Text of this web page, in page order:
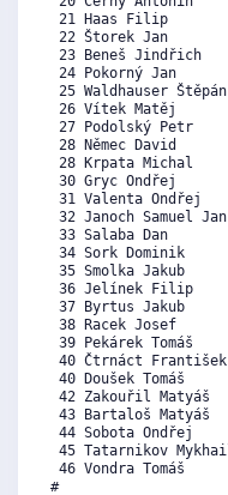
21
22
23 Beneš
24
25
26 Vítek
27
28
28 Krpata
30 Gryc
31
32 Janoch
33
34 Sork
35
36
37 Byrtus
38
39
40 Čtrnáct
40 Doušek
42 Zakouřil
43 Bartaloš
44 Sobota
45 Tatarnikov
46 Vondra